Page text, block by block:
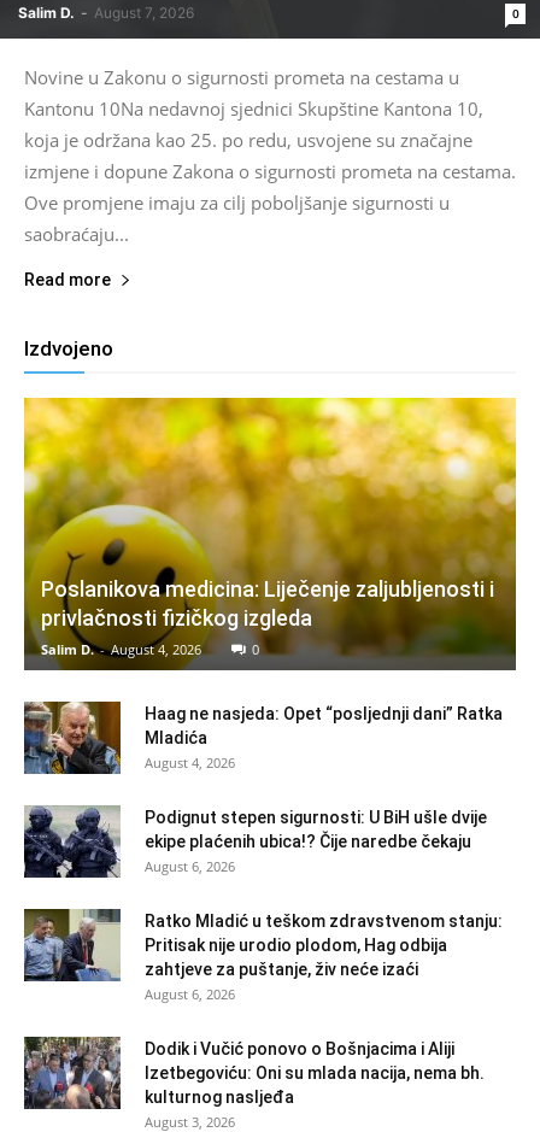
Salim D. - August 7, 2026 0
Novine u Zakonu o sigurnosti prometa na cestama u
Kantonu 10Na nedavnoj sjednici Skupštine Kantona 10,
koja je održana kao 25. po redu, usvojene su značajne
izmjene i dopune Zakona o sigurnosti prometa na cestama.
Ove promjene imaju za cilj poboljšanje sigurnosti u
saobraćaju...
Read more
Izdvojeno
Poslanikova medicina: Liječenje zaljubljenosti i
privlačnosti fizičkog izgleda
Salim D. - August 4, 2026 0
Haag ne nasjeda: Opet “posljednji dani” Ratka
Mladića
August 4, 2026
Podignut stepen sigurnosti: U BiH ušle dvije
ekipe plaćenih ubica!? Čije naredbe čekaju
August 6, 2026
Ratko Mladić u teškom zdravstvenom stanju:
Pritisak nije urodio plodom, Hag odbija
zahtjeve za puštanje, živ neće izaći
August 6, 2026
Dodik i Vučić ponovo o Bošnjacima i Aliji
Izetbegoviću: Oni su mlada nacija, nema bh.
kulturnog nasljeđa
August 3, 2026